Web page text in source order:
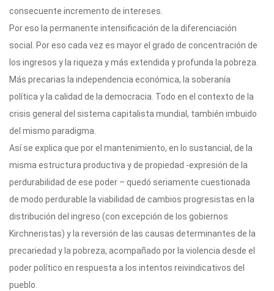
consecuente incremento de intereses.
Por eso la permanente intensificación de la diferenciación
social. Por eso cada vez es mayor el grado de concentración de
los ingresos y la riqueza y más extendida y profunda la pobreza.
Más precarias la independencia económica, la soberanía
política y la calidad de la democracia. Todo en el contexto de la
crisis general del sistema capitalista mundial, también imbuido
del mismo paradigma.
Así se explica que por el mantenimiento, en lo sustancial, de la
misma estructura productiva y de propiedad -expresión de la
perdurabilidad de ese poder – quedó seriamente cuestionada
de modo perdurable la viabilidad de cambios progresistas en la
distribución del ingreso (con excepción de los gobiernos
Kirchneristas) y la reversión de las causas determinantes de la
precariedad y la pobreza, acompañado por la violencia desde el
poder político en respuesta a los intentos reivindicativos del
pueblo.